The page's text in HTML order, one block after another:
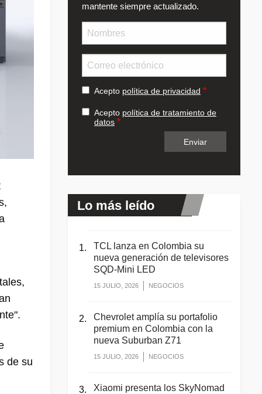
de su
mantente siempre actualizado.
Acepto política de privacidad
Acepto política de tratamiento de
datos
Lo más leído
TCL lanza en Colombia su
nueva generación de televisores
SQD-Mini LED
15 JULIO, 2026 NEGOCIOS
Chevrolet amplía su portafolio
premium en Colombia con la
nueva Suburban Z71
15 JULIO, 2026 NEGOCIOS
Xiaomi presenta los SkyNomad